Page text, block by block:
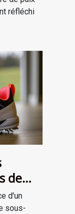
réfléchi
de
d'un
sous-